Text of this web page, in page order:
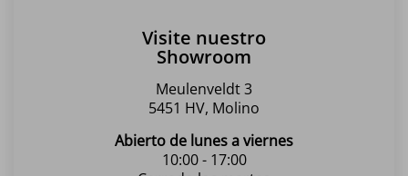
Visite nuestro
Showroom
Meulenveldt 3
5451 HV, Molino
Abierto de lunes a viernes
10:00 - 17:00